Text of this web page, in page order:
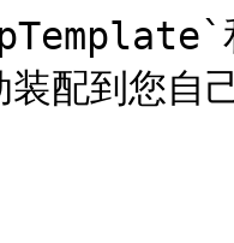
装配到您